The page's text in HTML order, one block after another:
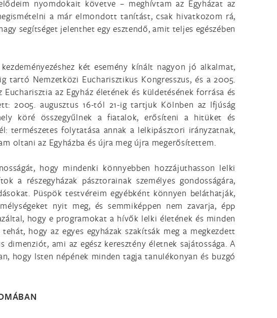
nyomdokait követve – meghívtam az Egyházat az
a már elmondott tanítást, csak hivatkozom rá,
segítséget jelenthet egy esztendő, amit teljes egészében
két esemény kínált nagyon jó alkalmat,
tartó Nemzetközi Eucharisztikus Kongresszus, és a 2005.
az Egyház életének és küldetésének forrása és
2005. augusztus 16-tól 21-ig tartjuk Kölnben az Ifjúság
köré összegyűlnek a fiatalok, erősíteni a hitüket és
természetes folytatása annak a lelkipásztori irányzatnak,
oltani az Egyházba és újra meg újra megerősítettem.
hogy mindenki könnyebben hozzájuthasson lelki
a részegyházak pásztorainak személyes gondosságára,
Püspök testvéreim egyébként könnyen beláthatják,
nyit meg, és semmiképpen nem zavarja, épp
hogy e programokat a hívők lelki életének és minden
hogy az egyes egyházak szakítsák meg a megkezdett
ami az egész keresztény életnek sajátossága. A
hogy Isten népének minden tagja tanulékonyan és buzgó